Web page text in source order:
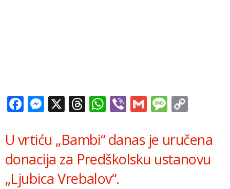
Facebook
Messenger
X Threads
WhatsApp
ViberGmail
U vrtiću „Bambi“ danas je uručena
donacija za Predškolsku ustanovu
„Ljubica Vrebalov“.